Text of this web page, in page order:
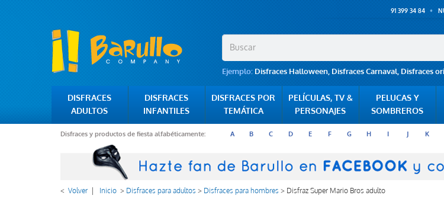
91 399 34 84
Ejemplo: Disfraces Halloween, Disfraces Carnaval, Disfraces
DISFRACES
ADULTOS
DISFRACES
INFANTILES
DISFRACES POR
TEMÁTICA
PELÍCULAS, TV &
PERSONAJES
PELUCAS Y
SOMBREROS
Disfraces y productos de fiesta alfabéticamente: A B C D E F G H I J K
< Volver Inicio > Disfraces para adultos > Disfraces para hombres > Disfraz Super Mario Bros adulto